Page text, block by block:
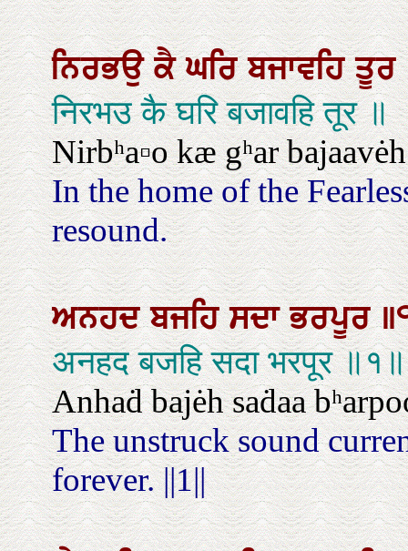
ਨਿਰਭਉਕੈਘਰਿਬਜਾਵਹਿਤੂਰ
निरभउ कै घरि बजावहि तूर ॥
Nirbʰa▫o kæ gʰar
In the home of the
resound.
ਅਨਹਦਬਜਹਿਸਦਾਭਰਪੂਰ
अनहद बजहि सदा भरपूर ॥१॥
Anhaḋ bajėh saḋaa
The unstruck sound
forever. ||1||